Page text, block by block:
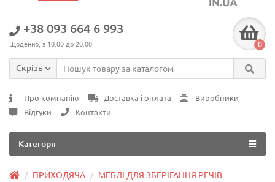
+38 093 664 6 993
Щоденно, з 10:00 до 20:00 0
Скрізь
Про компанію Доставка і оплата
Виробники
Відгуки
Контакти
Категорії
ПРИХОДЯЧА
МЕБЛІ ДЛЯ ЗБЕРІГАННЯ РЕЧІВ